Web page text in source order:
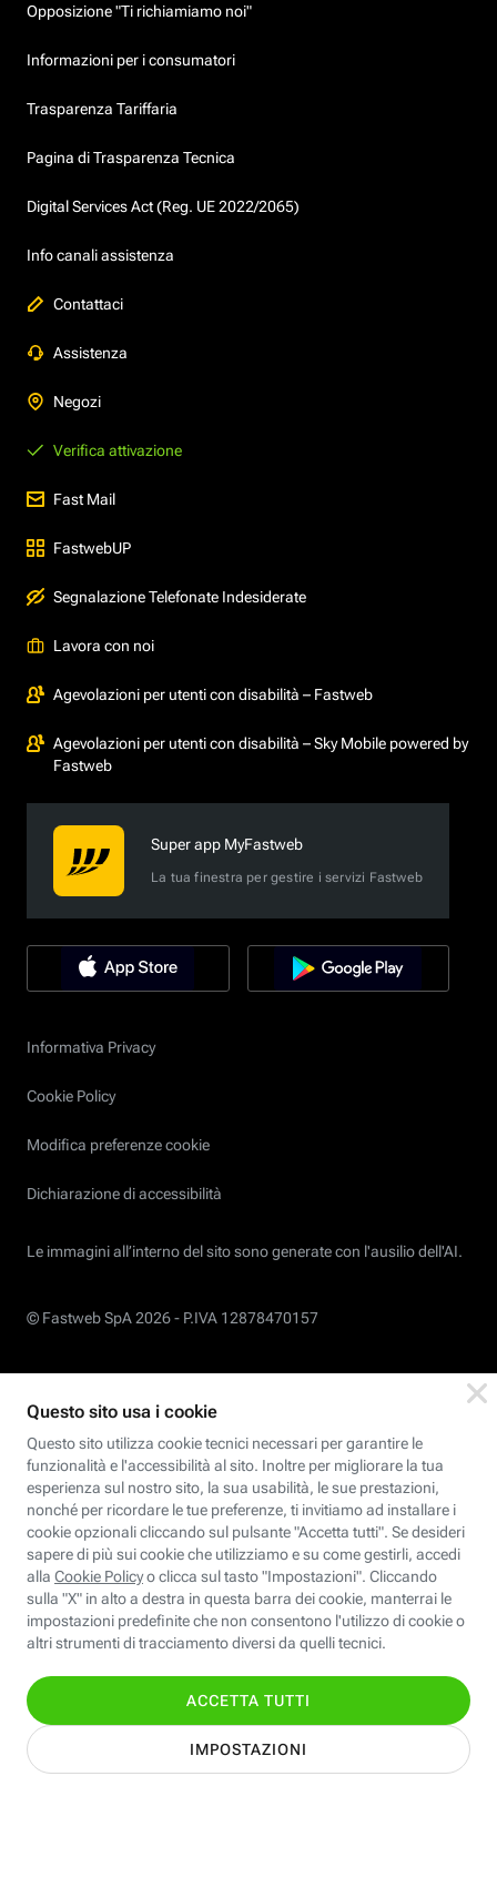
Opposizione "Ti richiamiamo noi"
Informazioni per i consumatori
Trasparenza Tariffaria
Pagina di Trasparenza Tecnica
Digital Services Act (Reg. UE 2022/2065)
Info canali assistenza
Contattaci
Assistenza
Negozi
Verifica attivazione
Fast Mail
FastwebUP
Segnalazione Telefonate Indesiderate
Lavora con noi
Agevolazioni per utenti con disabilità – Fastweb
Agevolazioni per utenti con disabilità – Sky Mobile powered by
Fastweb
Super app MyFastweb
La tua finestra per gestire i servizi Fastweb
Informativa Privacy
Cookie Policy
Modifica preferenze cookie
Dichiarazione di accessibilità
Le immagini all’interno del sito sono generate con l'ausilio dell'AI.
© Fastweb SpA 2026 - P.IVA 12878470157